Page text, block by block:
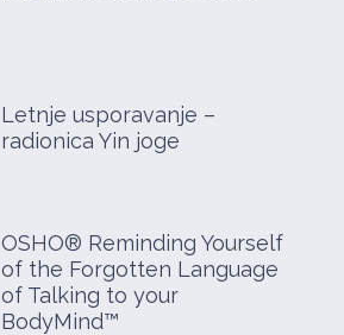
Letnje usporavanje –
radionica Yin joge
OSHO® Reminding Yourself
of the Forgotten Language
of Talking to your
BodyMind™